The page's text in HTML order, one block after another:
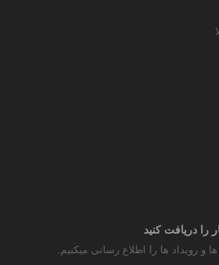
را دریافت کنید
و رویداد ها را اطلاع رسانی میکنیم.